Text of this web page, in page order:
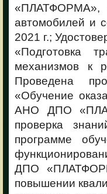
«ПЛАТФОРМА»,
автомобилей и
2021 г.;
«Подготовка
механизмов к
Проведена
«Обучение
АНО ДПО
проверка
программе
ДПО
повышении